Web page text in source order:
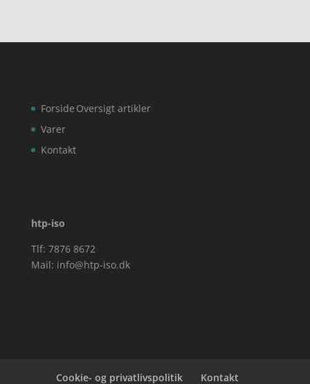
Forside
Varer
Kontakt
Oversigt artikler
htp-iso
Tlf: 7876 8672
Mail: info@htp-iso.dk
Cookie- og privatlivspolitik Kontakt